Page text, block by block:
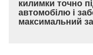
килимки точно
автомобілю і
максимальний